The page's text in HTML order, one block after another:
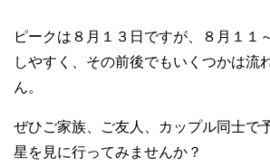
ピークは８月１３日ですが、８月１１
しやすく、その前後でもいくつかは流
ん。
ぜひご家族、ご友人、カップル同士で
星を見に行ってみませんか？